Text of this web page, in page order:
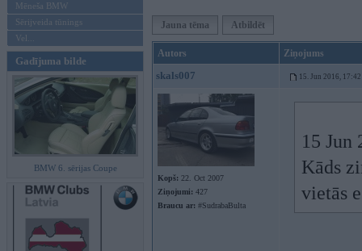
Mēneša BMW
Sērijveida tūnings
Vel...
Gadījuma bilde
BMW 6. sērijas Coupe
Jauna tēma Atbildēt
Autors Ziņojums
skals007 15. Jun 2016, 17:42
Kopš: 22. Oct 2007
Ziņojumi: 427
Braucu ar: #SudrabaBulta
15 Jun
Kāds
vietās